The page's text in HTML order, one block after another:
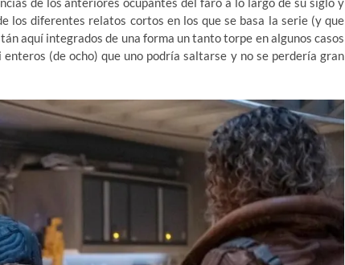
los diferentes relatos cortos en los que se basa la serie (y que
aquí integrados de una forma un tanto torpe en algunos casos
(de ocho) que uno podría saltarse y no se perdería gran